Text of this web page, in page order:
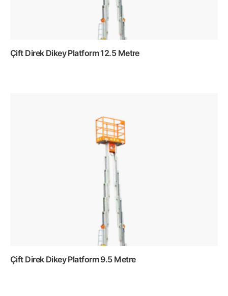
Çift Direk Dikey Platform 12.5 Metre
Çift Direk Dikey Platform 9.5 Metre